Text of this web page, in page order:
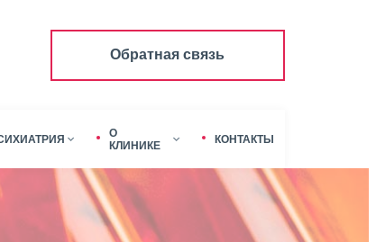
Обратная связь
О
КЛИНИКЕ
КОНТАКТЫ